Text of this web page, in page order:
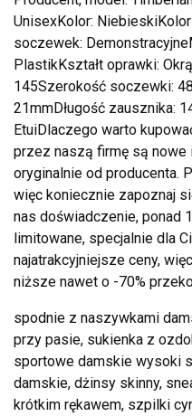
UnisexKolor:
soczewek:
PlastikKształt oprawki:
145Szerokość soczewki:
21mmDługość zausznika:
EtuiDlaczego warto
przez naszą firmę są nowe
oryginalnie od producenta.
więc koniecznie zapoznaj
nas doświadczenie, ponad
limitowane, specjalnie dla
najatrakcyjniejsze ceny,
niższe nawet o -70%
spodnie z naszywkami
przy pasie, sukienka z
sportowe damskie wysoki
damskie, dżinsy skinny,
krótkim rękawem, szpilki